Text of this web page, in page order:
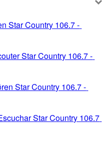
Star Country 106.7 -
Star Country 106.7 -
Star Country 106.7 -
Star Country 106.7